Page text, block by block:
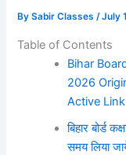
BySabir Classes/July
Table of Contents
Bihar
2026
Active Link
बिहार बोर्ड
समय लिया